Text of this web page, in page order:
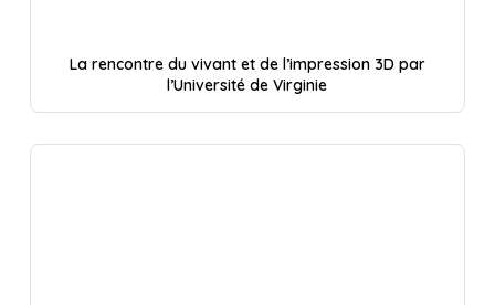
La rencontre du vivant et de l’impression 3D par
l’Université de Virginie